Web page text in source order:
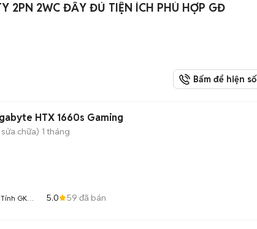
2PN 2WC ĐẦY ĐỦ TIỆN ÍCH PHÙ HỢP GĐ
Bấm để hiện số
HTX 1660s Gaming
chữa) 1 tháng
GK
5.0 59 đã bán